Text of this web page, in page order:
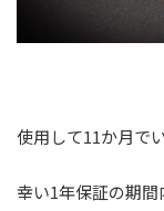
使用して11か月で
幸い1年保証の期